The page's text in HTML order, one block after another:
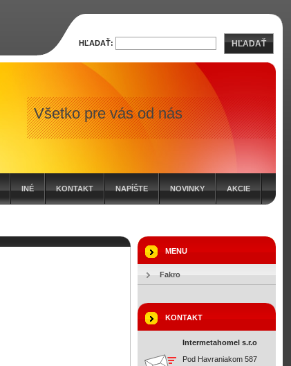
Všetko pre vás od nás
INÉ KONTAKT NAPÍŠTE NOVINKY AKCIE
MENU
Fakro
KONTAKT
Intermetahomel s.r.o
Pod Havraniakom 587
HĽADAŤ: HĽADAŤ